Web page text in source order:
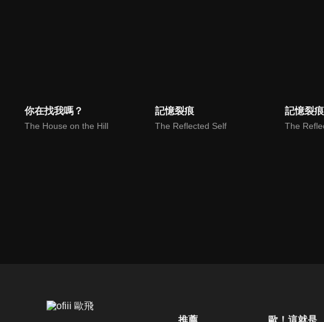
你在找我嗎？
The House on the Hill
記憶裂痕
The Reflected Self
記憶裂
The
推薦 歐！這就是人生啊